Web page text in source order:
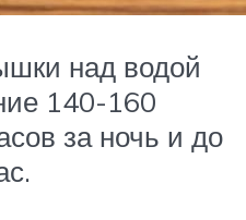
над водой
140-160
за ночь и до